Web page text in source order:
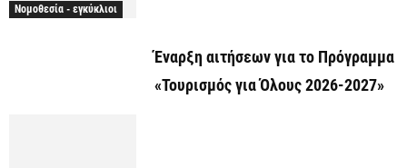
Νομοθεσία - εγκύκλιοι
Έναρξη αιτήσεων για το Πρόγραμμα
«Τουρισμός για Όλους 2026-2027»